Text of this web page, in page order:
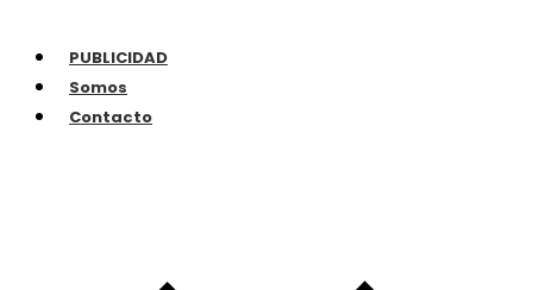
PUBLICIDAD
Somos
Contacto